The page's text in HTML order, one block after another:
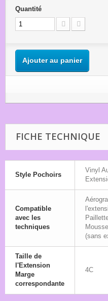
Quantité
Ajouter au panier
FICHE TECHNIQUE
Style Pochoirs
Vinyl
Compatible
avec les
techniques
(sans
Taille de
l'Extension
Marge
correspondante
4C